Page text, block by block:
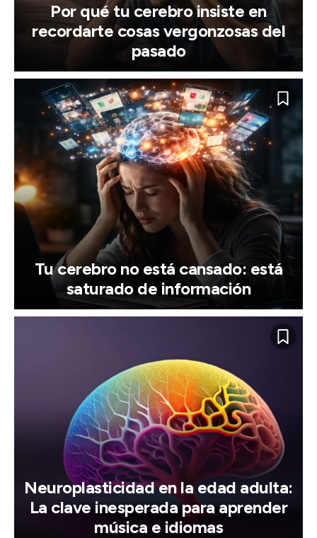
Por qué tu cerebro insiste en
recordarte cosas vergonzosas del
pasado
Tu cerebro no está cansado: está
saturado de información
Neuroplasticidad en la edad adulta:
La clave inesperada para aprender
música e idiomas